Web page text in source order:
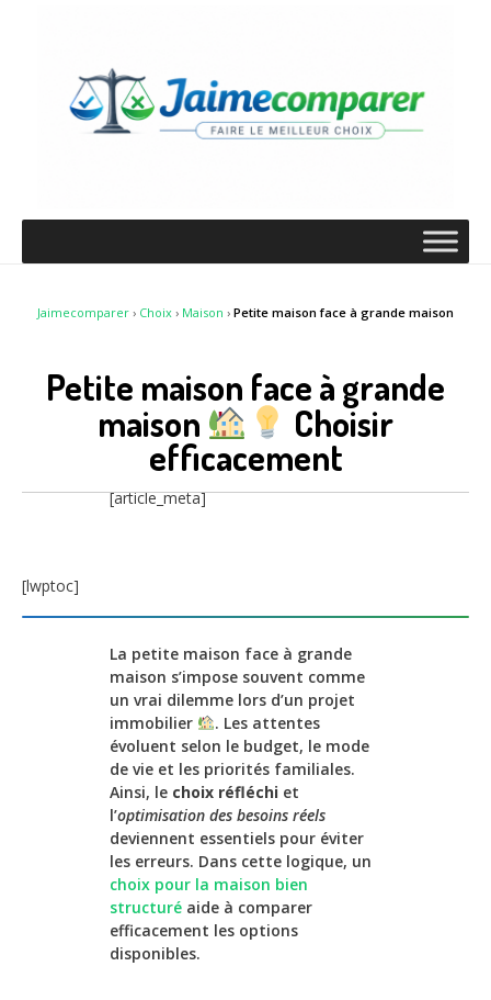
Jaimecomparer › Choix › Maison › Petite maison face à grande maison
Petite maison face à grande
maison
Choisir
efficacement
[article_meta]
[lwptoc]
La petite maison face à grande
maison s’impose souvent comme
un vrai dilemme lors d’un projet
immobilier
. Les attentes
évoluent selon le budget, le mode
de vie et les priorités familiales.
Ainsi, le choix réfléchi et
l’optimisation des besoins réels
deviennent essentiels pour éviter
les erreurs. Dans cette logique, un
choix pour la maison bien
structuré aide à comparer
efficacement les options
disponibles.